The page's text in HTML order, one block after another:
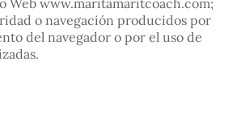
Web www.maritamaritcoach.com;
o navegación producidos por
del navegador o por el uso de